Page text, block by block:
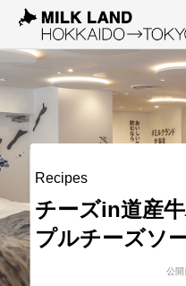
Recipes
チーズin道産
プルチーズソ
公